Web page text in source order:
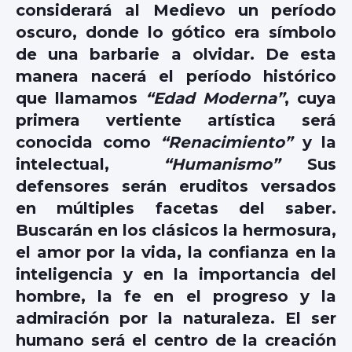
considerará al Medievo un período
oscuro, donde lo gótico era símbolo
de una barbarie a olvidar. De esta
manera nacerá el período histórico
que llamamos “Edad Moderna”, cuya
primera vertiente artística será
conocida como
“Renacimiento”y la
intelectual,
“Humanismo”Sus
defensores serán eruditos versados
en múltiples facetas del saber.
Buscarán en los clásicos la hermosura,
el amor por la vida, la confianza en la
inteligencia y en la importancia del
hombre, la fe en el progreso y la
admiración por la naturaleza. El ser
humano será el centro de la creación